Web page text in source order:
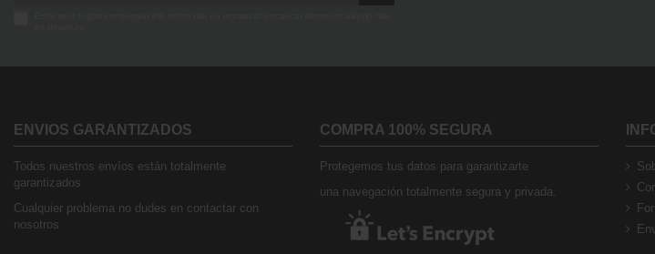
ENVIOS GARANTIZADOS
Todos nuestros envíos están totalmente
garantizados
Cualquier problema no dudes en contactar con
nosotros
COMPRA 100% SEGURA
Protegemos tus datos para garantizarte
una navegación totalmente segura y privada.